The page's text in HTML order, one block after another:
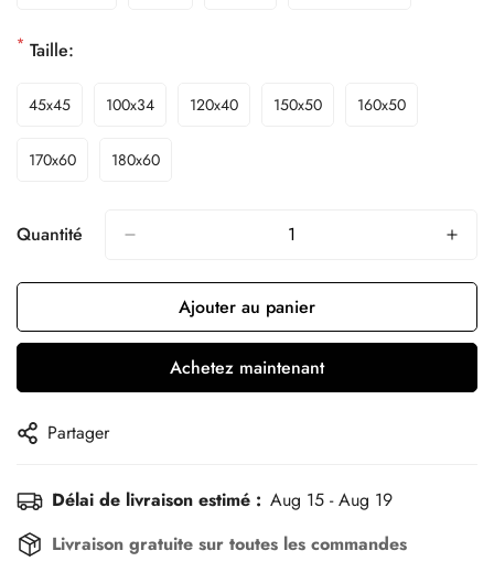
* Taille:
45x45 100x34 120x40 150x50 160x50
170x60 180x60
Quantité
Ajouter au panier
Achetez maintenant
Partager
Délai de livraison estimé : Aug 15 - Aug 19
Livraison gratuite sur toutes les commandes